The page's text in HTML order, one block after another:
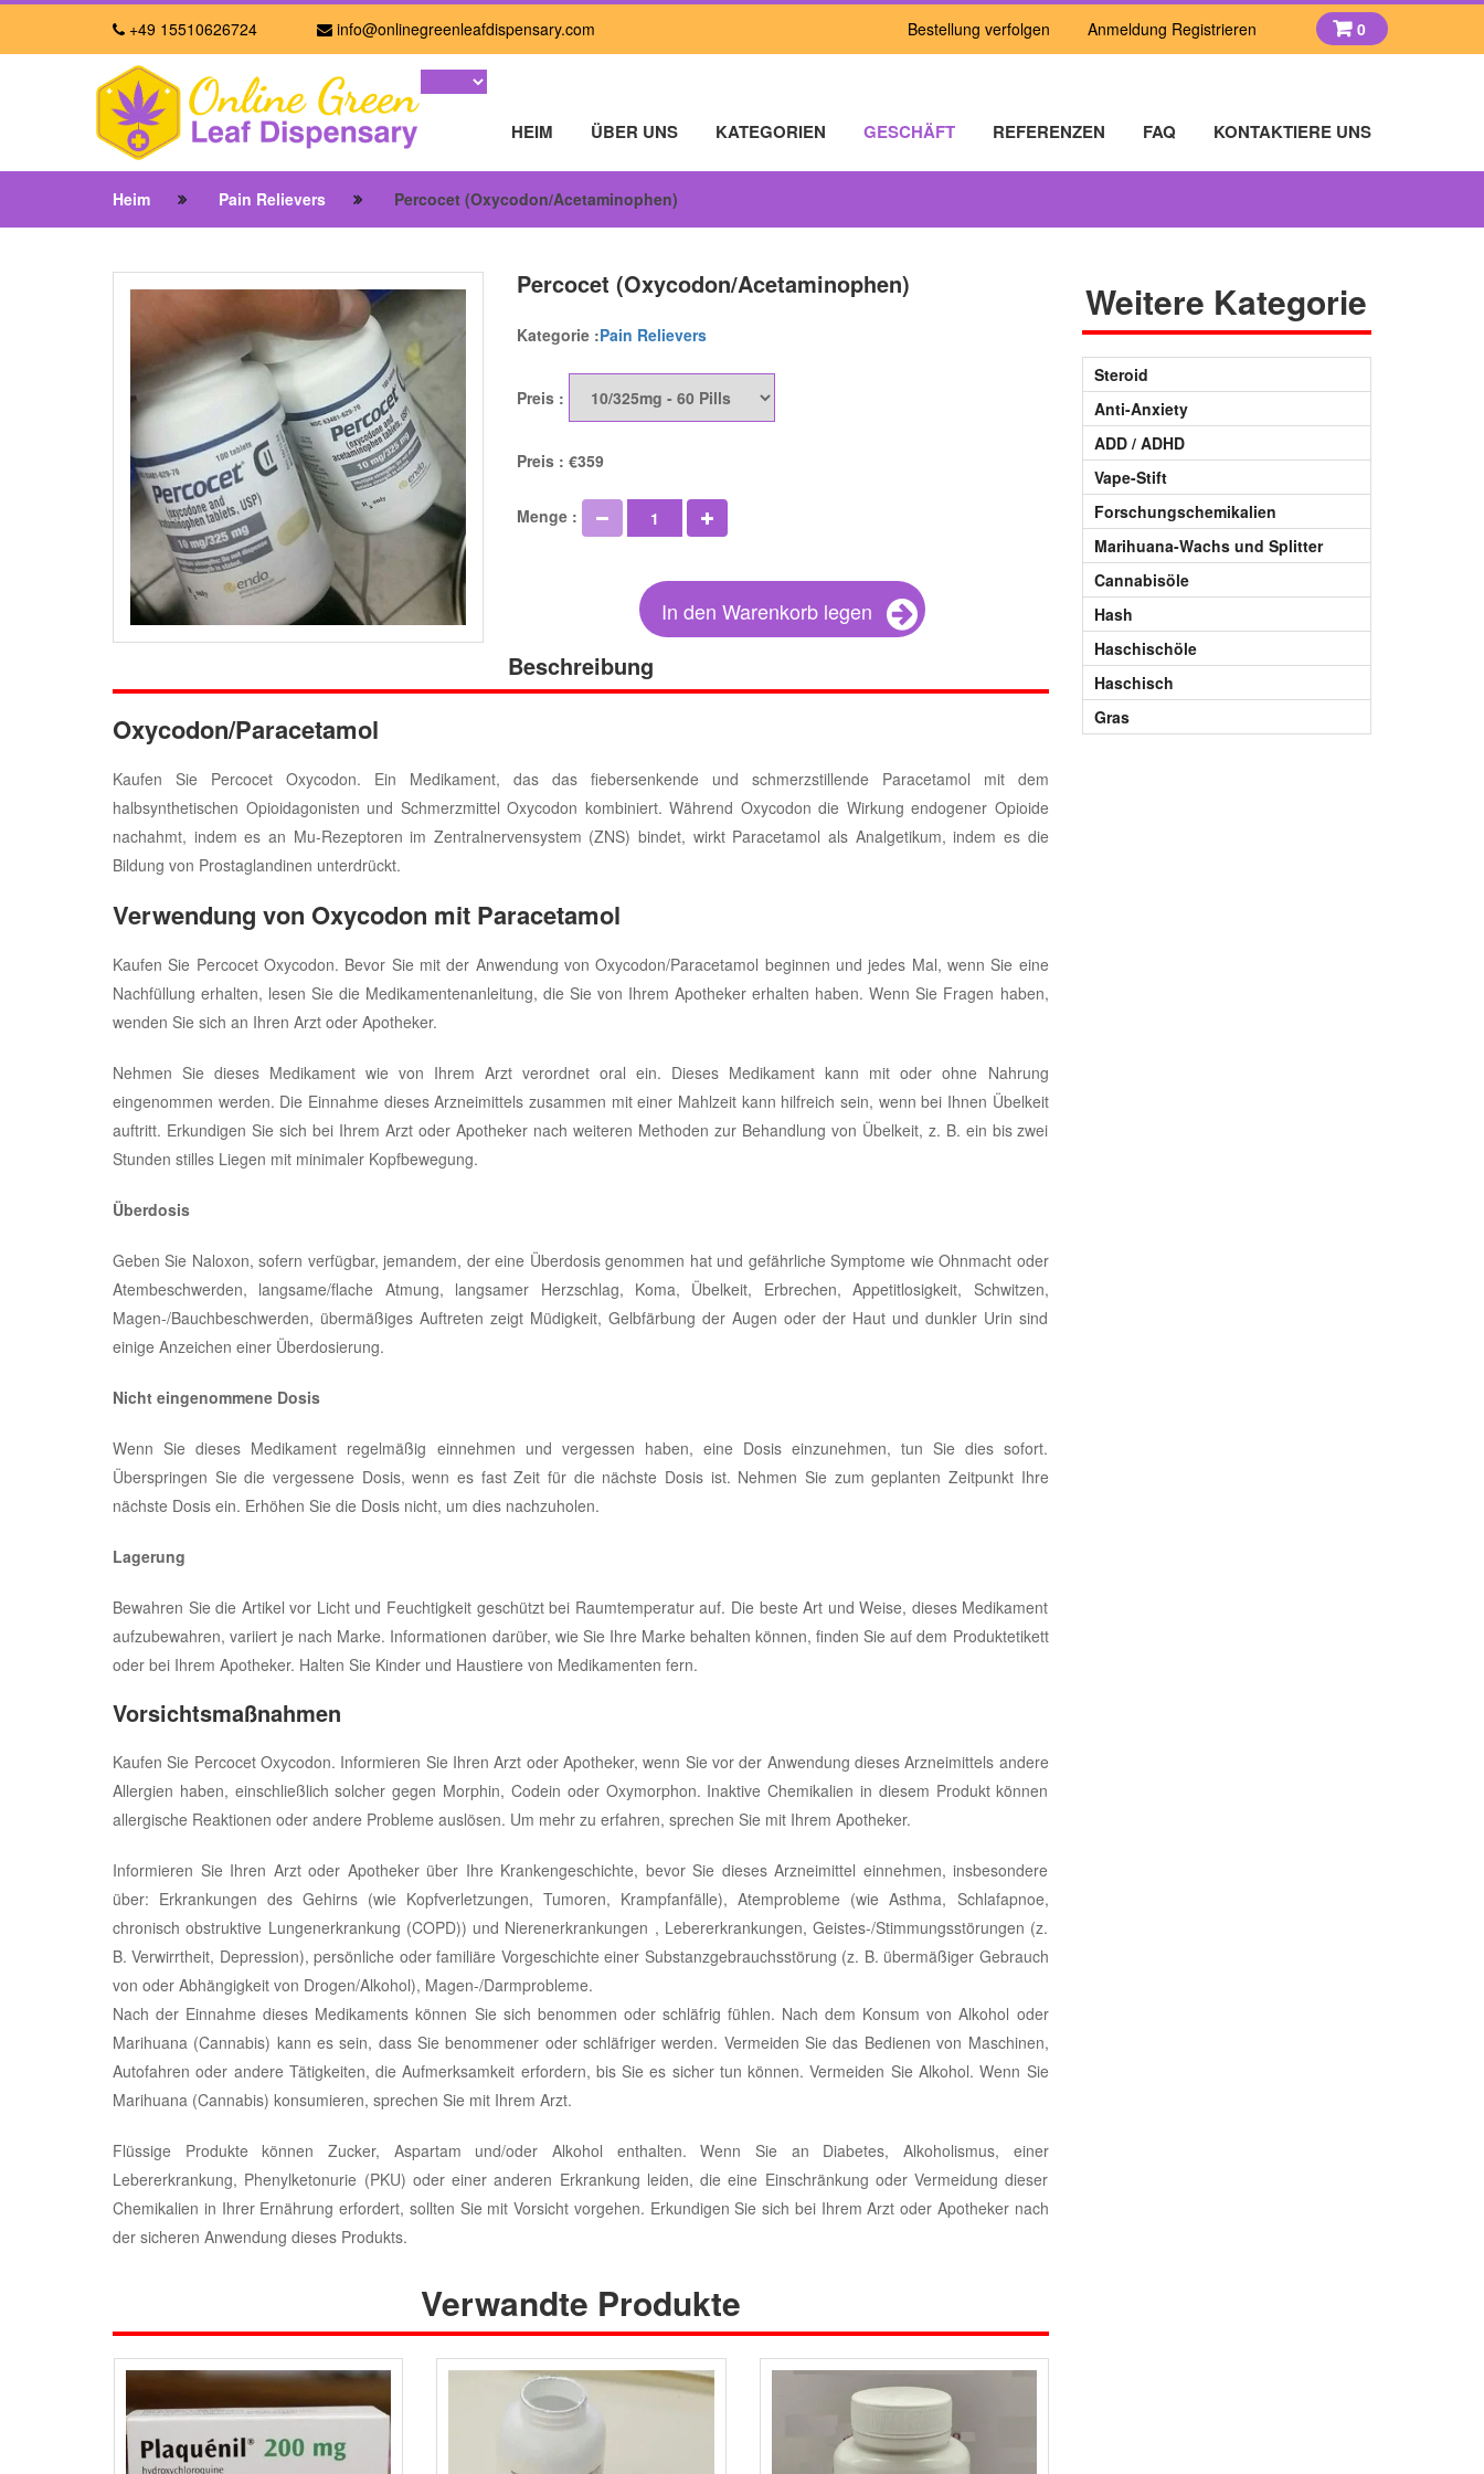
+49 15510626724 info@onlinegreenleafdispensary.com Bestellung verfolgen Anmeldung Registrieren 0
HEIM ÜBER UNS KATEGORIEN GESCHÄFT REFERENZEN FAQ KONTAKTIERE UNS
Heim Pain Relievers Percocet (Oxycodon/Acetaminophen)
Percocet (Oxycodon/Acetaminophen)
Kategorie :Pain Relievers
Preis :
Preis : €359
Menge :
In den Warenkorb legen
Beschreibung
Oxycodon/Paracetamol
Kaufen Sie Percocet Oxycodon. Ein Medikament, das das fiebersenkende und schmerzstillende Paracetamol mit dem
halbsynthetischen Opioidagonisten und Schmerzmittel Oxycodon kombiniert. Während Oxycodon die Wirkung endogener Opioide
nachahmt, indem es an Mu-Rezeptoren im Zentralnervensystem (ZNS) bindet, wirkt Paracetamol als Analgetikum, indem es die
Bildung von Prostaglandinen unterdrückt.
Verwendung von Oxycodon mit Paracetamol
Kaufen Sie Percocet Oxycodon. Bevor Sie mit der Anwendung von Oxycodon/Paracetamol beginnen und jedes Mal, wenn Sie eine
Nachfüllung erhalten, lesen Sie die Medikamentenanleitung, die Sie von Ihrem Apotheker erhalten haben. Wenn Sie Fragen haben,
wenden Sie sich an Ihren Arzt oder Apotheker.
Nehmen Sie dieses Medikament wie von Ihrem Arzt verordnet oral ein. Dieses Medikament kann mit oder ohne Nahrung
eingenommen werden. Die Einnahme dieses Arzneimittels zusammen mit einer Mahlzeit kann hilfreich sein, wenn bei Ihnen Übelkeit
auftritt. Erkundigen Sie sich bei Ihrem Arzt oder Apotheker nach weiteren Methoden zur Behandlung von Übelkeit, z. B. ein bis zwei
Stunden stilles Liegen mit minimaler Kopfbewegung.
Überdosis
Geben Sie Naloxon, sofern verfügbar, jemandem, der eine Überdosis genommen hat und gefährliche Symptome wie Ohnmacht oder
Atembeschwerden, langsame/flache Atmung, langsamer Herzschlag, Koma, Übelkeit, Erbrechen, Appetitlosigkeit, Schwitzen,
Magen-/Bauchbeschwerden, übermäßiges Auftreten zeigt Müdigkeit, Gelbfärbung der Augen oder der Haut und dunkler Urin sind
einige Anzeichen einer Überdosierung.
Nicht eingenommene Dosis
Wenn Sie dieses Medikament regelmäßig einnehmen und vergessen haben, eine Dosis einzunehmen, tun Sie dies sofort.
Überspringen Sie die vergessene Dosis, wenn es fast Zeit für die nächste Dosis ist. Nehmen Sie zum geplanten Zeitpunkt Ihre
nächste Dosis ein. Erhöhen Sie die Dosis nicht, um dies nachzuholen.
Lagerung
Bewahren Sie die Artikel vor Licht und Feuchtigkeit geschützt bei Raumtemperatur auf. Die beste Art und Weise, dieses Medikament
aufzubewahren, variiert je nach Marke. Informationen darüber, wie Sie Ihre Marke behalten können, finden Sie auf dem Produktetikett
oder bei Ihrem Apotheker. Halten Sie Kinder und Haustiere von Medikamenten fern.
Vorsichtsmaßnahmen
Kaufen Sie Percocet Oxycodon. Informieren Sie Ihren Arzt oder Apotheker, wenn Sie vor der Anwendung dieses Arzneimittels andere
Allergien haben, einschließlich solcher gegen Morphin, Codein oder Oxymorphon. Inaktive Chemikalien in diesem Produkt können
allergische Reaktionen oder andere Probleme auslösen. Um mehr zu erfahren, sprechen Sie mit Ihrem Apotheker.
Informieren Sie Ihren Arzt oder Apotheker über Ihre Krankengeschichte, bevor Sie dieses Arzneimittel einnehmen, insbesondere
über: Erkrankungen des Gehirns (wie Kopfverletzungen, Tumoren, Krampfanfälle), Atemprobleme (wie Asthma, Schlafapnoe,
chronisch obstruktive Lungenerkrankung (COPD)) und Nierenerkrankungen , Lebererkrankungen, Geistes-/Stimmungsstörungen (z.
B. Verwirrtheit, Depression), persönliche oder familiäre Vorgeschichte einer Substanzgebrauchsstörung (z. B. übermäßiger Gebrauch
von oder Abhängigkeit von Drogen/Alkohol), Magen-/Darmprobleme.
Nach der Einnahme dieses Medikaments können Sie sich benommen oder schläfrig fühlen. Nach dem Konsum von Alkohol oder
Marihuana (Cannabis) kann es sein, dass Sie benommener oder schläfriger werden. Vermeiden Sie das Bedienen von Maschinen,
Autofahren oder andere Tätigkeiten, die Aufmerksamkeit erfordern, bis Sie es sicher tun können. Vermeiden Sie Alkohol. Wenn Sie
Marihuana (Cannabis) konsumieren, sprechen Sie mit Ihrem Arzt.
Flüssige Produkte können Zucker, Aspartam und/oder Alkohol enthalten. Wenn Sie an Diabetes, Alkoholismus, einer
Lebererkrankung, Phenylketonurie (PKU) oder einer anderen Erkrankung leiden, die eine Einschränkung oder Vermeidung dieser
Chemikalien in Ihrer Ernährung erfordert, sollten Sie mit Vorsicht vorgehen. Erkundigen Sie sich bei Ihrem Arzt oder Apotheker nach
der sicheren Anwendung dieses Produkts.
Verwandte Produkte
Weitere Kategorie
Steroid
Anti-Anxiety
ADD / ADHD
Vape-Stift
Forschungschemikalien
Marihuana-Wachs und Splitter
Cannabisöle
Hash
Haschischöle
Haschisch
Gras
×
Holen Sie sich sofort
5 % RABATT
auf alle Zahlungen per Bitcoin